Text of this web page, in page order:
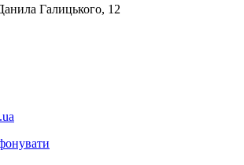
Галицького, 12